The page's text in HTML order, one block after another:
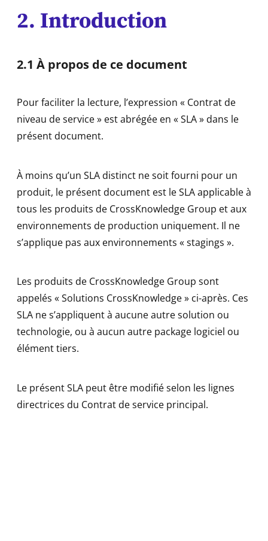
2. Introduction
2.1 À propos de ce document
Pour faciliter la lecture, l’expression « Contrat de
niveau de service » est abrégée en « SLA » dans le
présent document.
À moins qu’un SLA distinct ne soit fourni pour un
produit, le présent document est le SLA applicable à
tous les produits de CrossKnowledge Group et aux
environnements de production uniquement. Il ne
s’applique pas aux environnements « stagings ».
Les produits de CrossKnowledge Group sont
appelés « Solutions CrossKnowledge » ci-après. Ces
SLA ne s’appliquent à aucune autre solution ou
technologie, ou à aucun autre package logiciel ou
élément tiers.
Le présent SLA peut être modifié selon les lignes
directrices du Contrat de service principal.